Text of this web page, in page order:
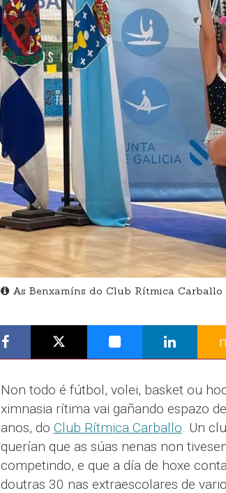
As Benxamíns do Club Rítmica Carballo
Non todo é fútbol, volei, basket ou
ximnasia rítima vai gañando espazo
anos, do Club Rítmica Carballo. Un
querían que as súas nenas non
competindo, e que a día de hoxe
doutras 30 nas extraescolares de